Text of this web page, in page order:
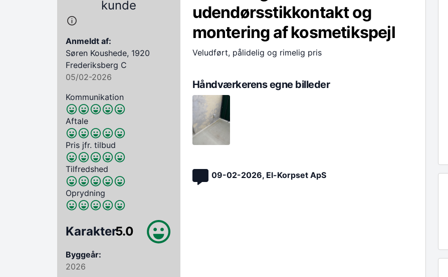
kunde
Anmeldt af:
Søren Koushede, 1920
Frederiksberg C
05/02-2026
Kommunikation
Aftale
Pris jfr. tilbud
Tilfredshed
Oprydning
Karakter5.0
Byggeår:
2026
udendørsstikkontakt og
montering af kosmetikspejl
Veludført, pålidelig og rimelig pris
Håndværkerens egne billeder
09-02-2026, El-Korpset ApS